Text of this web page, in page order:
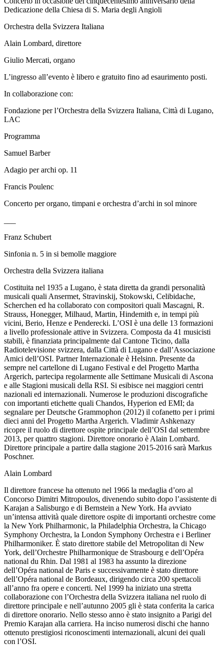
Dedicazione della Chiesa di S. Maria degli Angioli
Orchestra della Svizzera Italiana
Alain Lombard, direttore
Giulio Mercati, organo
L’ingresso all’evento è libero e gratuito fino ad esaurimento posti.
In collaborazione con:
Fondazione per l’Orchestra della Svizzera Italiana, Città di Lugano,
LAC
Programma
Samuel Barber
Adagio per archi op. 11
Francis Poulenc
Concerto per organo, timpani e orchestra d’archi in sol minore
Franz Schubert
Sinfonia n. 5 in si bemolle maggiore
Orchestra della Svizzera italiana
Costituita nel 1935 a Lugano, è stata diretta da grandi personalità
musicali quali Ansermet, Stravinskij, Stokowski, Celibidache,
Scherchen ed ha collaborato con compositori quali Mascagni, R.
Strauss, Honegger, Milhaud, Martin, Hindemith e, in tempi più
vicini, Berio, Henze e Penderecki. L’OSI è una delle 13 formazioni
a livello professionale attive in Svizzera. Composta da 41 musicisti
stabili, è finanziata principalmente dal Cantone Ticino, dalla
Radiotelevisione svizzera, dalla Città di Lugano e dall’Associazione
Amici dell’OSI. Partner Internazionale è Helsinn. Presente da
sempre nel cartellone di Lugano Festival e del Progetto Martha
Argerich, partecipa regolarmente alle Settimane Musicali di Ascona
e alle Stagioni musicali della RSI. Si esibisce nei maggiori centri
nazionali ed internazionali. Numerose le produzioni discografiche
con importanti etichette quali Chandos, Hyperion ed EMI; da
segnalare per Deutsche Grammophon (2012) il cofanetto per i primi
dieci anni del Progetto Martha Argerich. Vladimir Ashkenazy
ricopre il ruolo di direttore ospite principale dell’OSI dal settembre
2013, per quattro stagioni. Direttore onorario è Alain Lombard.
Direttore principale a partire dalla stagione 2015-2016 sarà Markus
Poschner.
Alain Lombard
Il direttore francese ha ottenuto nel 1966 la medaglia d’oro al
Concorso Dimitri Mitropoulos, divenendo subito dopo l’assistente di
Karajan a Salisburgo e di Bernstein a New York. Ha avviato
un’intensa attività quale direttore ospite di importanti orchestre come
la New York Philharmonic, la Philadelphia Orchestra, la Chicago
Symphony Orchestra, la London Symphony Orchestra e i Berliner
Philharmoniker. È stato direttore stabile del Metropolitan di New
York, dell’Orchestre Philharmonique de Strasbourg e dell’Opéra
national du Rhin. Dal 1981 al 1983 ha assunto la direzione
dell’Opéra national de Paris e successivamente è stato direttore
dell’Opéra national de Bordeaux, dirigendo circa 200 spettacoli
all’anno fra opere e concerti. Nel 1999 ha iniziato una stretta
collaborazione con l’Orchestra della Svizzera italiana nel ruolo di
direttore principale e nell’autunno 2005 gli è stata conferita la carica
di direttore onorario. Nello stesso anno è stato insignito a Parigi del
Premio Karajan alla carriera. Ha inciso numerosi dischi che hanno
ottenuto prestigiosi riconoscimenti internazionali, alcuni dei quali
con l’OSI.